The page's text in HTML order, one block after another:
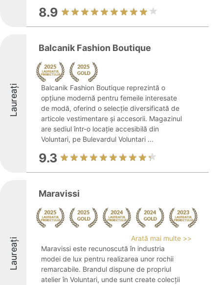
8.9
Laureați
Balcanik Fashion Boutique
Balcanik Fashion Boutique reprezintă o
opțiune modernă pentru femeile interesate
de modă, oferind o selecție diversificată de
articole vestimentare și accesorii. Magazinul
are sediul într-o locație accesibilă din
Voluntari, pe Bulevardul Voluntari ...
9.3
Laureați
Maravissi
Arată mai multe >>
Maravissi este recunoscută în industria
modei de lux pentru realizarea unor rochii
remarcabile. Brandul dispune de propriul
atelier în Voluntari, unde sunt create colecții